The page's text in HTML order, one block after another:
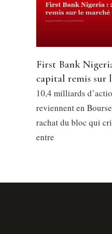
First Bank
capital remis sur
10,4 milliards
reviennent en
rachat du bloc qui
entre